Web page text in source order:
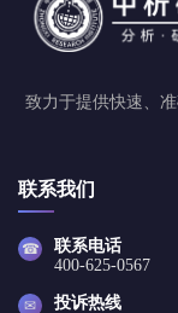
致力于提供快速、
联系我们
☎
联系电话
400-625-0567
✉ 投诉热线